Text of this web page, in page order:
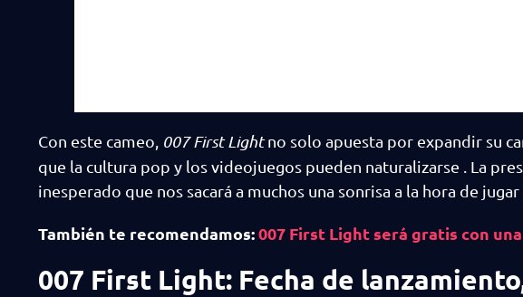
Con este cameo, 007 First Lightno solo apuesta por expandir su
que la cultura pop y los videojuegos pueden naturalizarse . La
inesperado que nos sacará a muchos una sonrisa a la hora de
También te recomendamos:007 First Light será gratis con
007 First Light: Fecha de